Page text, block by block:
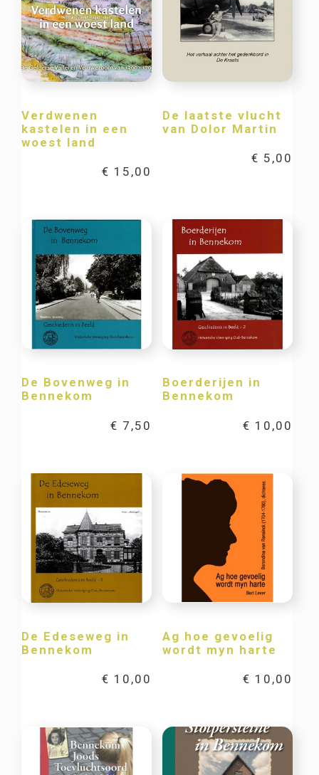
Verdwenen
kastelen in een
woest land
€ 15,00
De laatste vlucht
van Dolor Martin
€ 5,00
De Bovenweg in
Bennekom
€ 7,50
Boerderijen in
Bennekom
€ 10,00
De Edeseweg in
Bennekom
€ 10,00
Ag hoe gevoelig
wordt myn harte
€ 10,00